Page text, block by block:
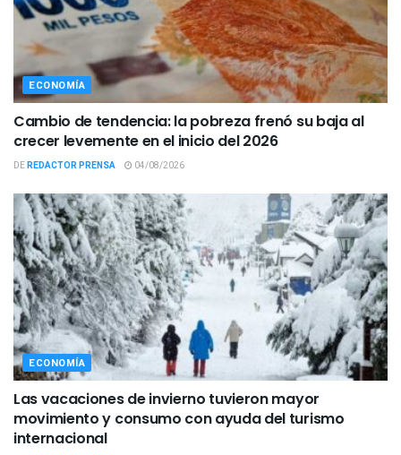
ECONOMÍA
Cambio de tendencia: la pobreza frenó su baja al
crecer levemente en el inicio del 2026
DEREDACTOR PRENSA 04/08/2026
ECONOMÍA
Las vacaciones de invierno tuvieron mayor
movimiento y consumo con ayuda del turismo
internacional